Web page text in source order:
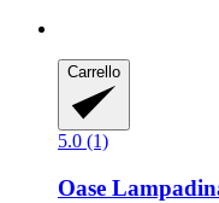
Carrello
5.0 (1)
Oase